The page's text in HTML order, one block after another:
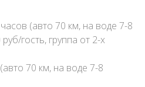
(авто 70 км, на воде 7-8
гость, группа от 2-х
70 км, на воде 7-8